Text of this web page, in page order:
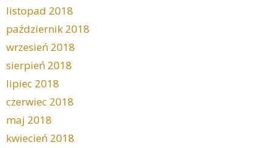
listopad 2018
październik 2018
wrzesień 2018
sierpień 2018
lipiec 2018
czerwiec 2018
maj 2018
kwiecień 2018